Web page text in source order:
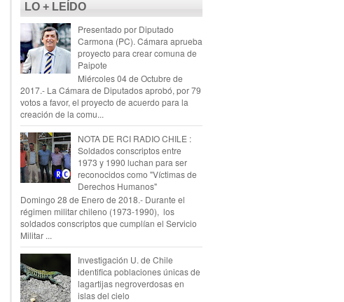
LO + LEÍDO
Presentado por Diputado
Carmona (PC). Cámara aprueba
proyecto para crear comuna de
Paipote
Miércoles 04 de Octubre de
2017.- La Cámara de Diputados aprobó, por 79
votos a favor, el proyecto de acuerdo para la
creación de la comu...
NOTA DE RCI RADIO CHILE :
Soldados conscriptos entre
1973 y 1990 luchan para ser
reconocidos como "Víctimas de
Derechos Humanos"
Domingo 28 de Enero de 2018.- Durante el
régimen militar chileno (1973-1990), los
soldados conscriptos que cumplían el Servicio
Militar ...
Investigación U. de Chile
identifica poblaciones únicas de
lagartijas negroverdosas en
islas del cielo